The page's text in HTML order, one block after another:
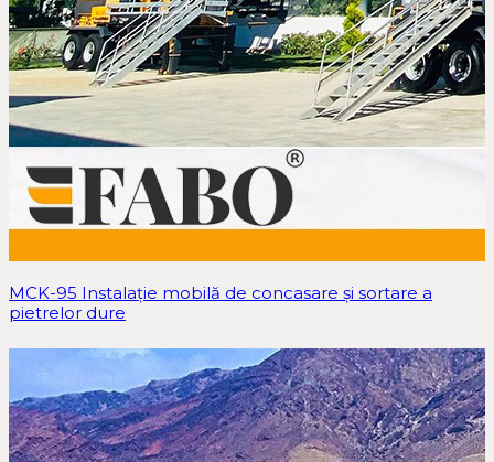
MCK-95 Instalație mobilă de concasare și sortare a
pietrelor dure